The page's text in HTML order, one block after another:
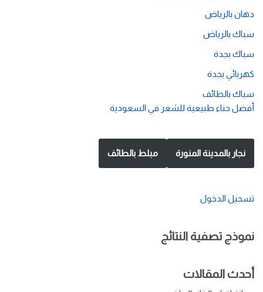
دهان بالرياض
سباك بالرياض
سباك بجدة
كهربائي بجدة
سباك بالطائف
أفضل حناء طبيعية للشعر في السعودية
نجار بالمدينة المنورة مبلط بالطائف
تسجيل الدخول
نموذج تصفية النتائج
أحدث المقالات